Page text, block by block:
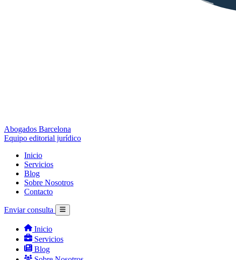
Abogados Barcelona
Equipo editorial jurídico
Inicio
Servicios
Blog
Sobre Nosotros
Contacto
Enviar consulta
Inicio
Servicios
Blog